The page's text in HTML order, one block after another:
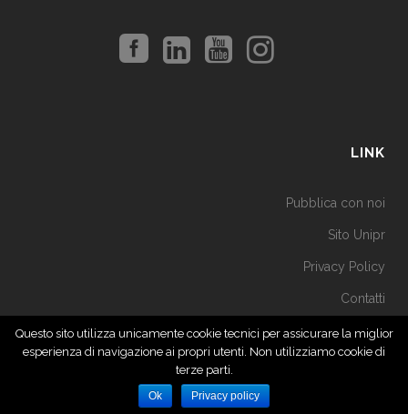
LINK
Pubblica con noi
Sito Unipr
Privacy Policy
Contatti
© 2019 Università di Parma - Tutti i diritti riservati
Questo sito utilizza unicamente cookie tecnici per assicurare la miglior
esperienza di navigazione ai propri utenti. Non utilizziamo cookie di
terze parti.
Ok Privacy policy